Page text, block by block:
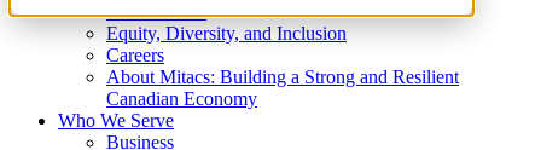
What We Do
Equity, Diversity, and Inclusion
Careers
About Mitacs: Building a Strong and Resilient
Canadian Economy
Who We Serve
Business